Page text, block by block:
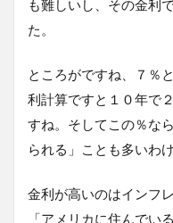
も難しいし、その金利
た。
ところがですね、７％
利計算ですと１０年で
すね。そしてこの％な
られる」ことも多いわけ
金利が高いのはインフ
「アメリカに住んでい